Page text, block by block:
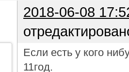
2018-06-08
Если есть у кого
11год.